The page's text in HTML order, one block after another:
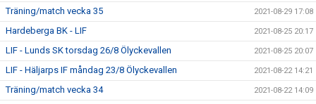
Träning/match vecka 35 2021-08-29 17:08
Hardeberga BK - LIF 2021-08-25 20:17
LIF - Lunds SK torsdag 26/8 Ölyckevallen 2021-08-25 20:07
LIF - Häljarps IF måndag 23/8 Ölyckevallen 2021-08-22 14:21
Träning/match vecka 34 2021-08-22 14:09